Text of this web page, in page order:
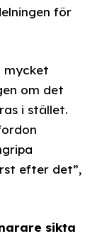
för
mycket
om det
i stället.
efter det”,
sikta